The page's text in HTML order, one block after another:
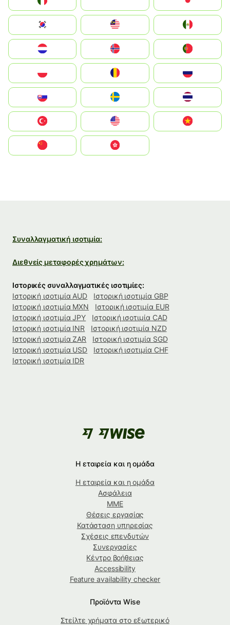
South Korea
United States
中國香港特別行政區
Συναλλαγματική ισοτιμία:
Διεθνείς μεταφορές χρημάτων:
Ιστορικές συναλλαγματικές ισοτιμίες:
Ιστορική ισοτιμία AUD
Ιστορική ισοτιμία GBP
Ιστορική ισοτιμία MXN
Ιστορική ισοτιμία EUR
Ιστορική ισοτιμία JPY
Ιστορική ισοτιμία CAD
Ιστορική ισοτιμία INR
Ιστορική ισοτιμία NZD
Ιστορική ισοτιμία ZAR
Ιστορική ισοτιμία SGD
Ιστορική ισοτιμία USD
Ιστορική ισοτιμία CHF
Ιστορική ισοτιμία IDR
Η εταιρεία και η ομάδα
Η εταιρεία και η ομάδα
Ασφάλεια
ΜΜΕ
Θέσεις εργασίας
Κατάσταση υπηρεσίας
Σχέσεις επενδυτών
Συνεργασίες
Κέντρο βοήθειας
Accessibility
Feature availability checker
Προϊόντα Wise
Στείλτε χρήματα στο εξωτερικό